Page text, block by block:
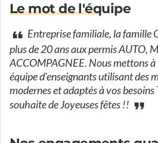
Le mot de l'équipe
Entreprise familiale, la famille
plus de 20 ans aux permis AUTO,
ACCOMPAGNEE. Nous mettons
équipe d'enseignants utilisant des
modernes et adaptés à vos
souhaite de Joyeuses fêtes !!